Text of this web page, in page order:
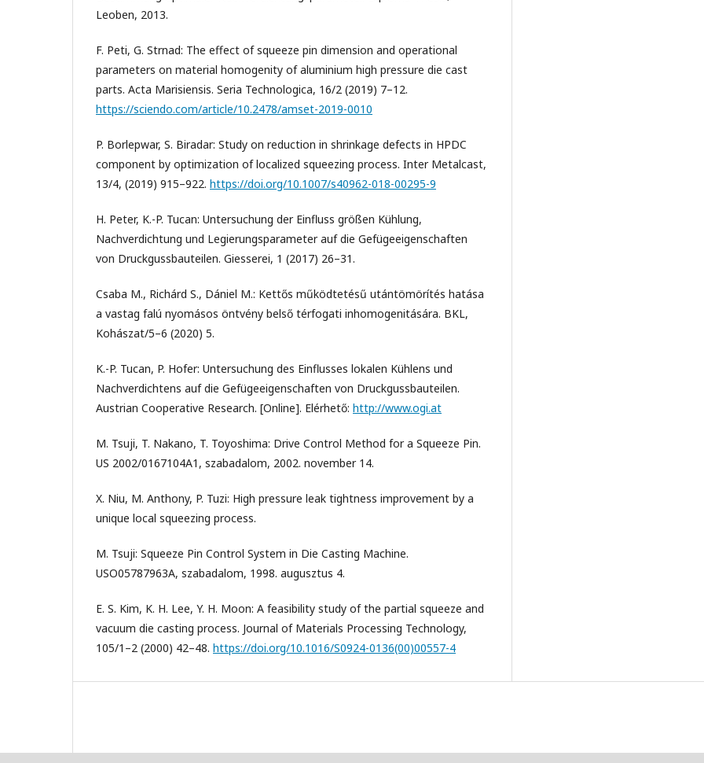
Leoben, 2013.
F. Peti, G. Strnad: The effect of squeeze pin dimension and operational
parameters on material homogenity of aluminium high pressure die cast
parts. Acta Marisiensis. Seria Technologica, 16/2 (2019) 7–12.
https://sciendo.com/article/10.2478/amset-2019-0010
P. Borlepwar, S. Biradar: Study on reduction in shrinkage defects in HPDC
component by optimization of localized squeezing process. Inter Metalcast,
13/4, (2019) 915–922. https://doi.org/10.1007/s40962-018-00295-9
H. Peter, K.-P. Tucan: Untersuchung der Einfluss größen Kühlung,
Nachverdichtung und Legierungsparameter auf die Gefügeeigenschaften
von Druckgussbauteilen. Giesserei, 1 (2017) 26–31.
Csaba M., Richárd S., Dániel M.: Kettős működtetésű utántömörítés hatása
a vastag falú nyomásos öntvény belső térfogati inhomogenitására. BKL,
Kohászat/5–6 (2020) 5.
K.-P. Tucan, P. Hofer: Untersuchung des Einflusses lokalen Kühlens und
Nachverdichtens auf die Gefügeeigenschaften von Druckgussbauteilen.
Austrian Cooperative Research. [Online]. Elérhető: http://www.ogi.at
M. Tsuji, T. Nakano, T. Toyoshima: Drive Control Method for a Squeeze Pin.
US 2002/0167104A1, szabadalom, 2002. november 14.
X. Niu, M. Anthony, P. Tuzi: High pressure leak tightness improvement by a
unique local squeezing process.
M. Tsuji: Squeeze Pin Control System in Die Casting Machine.
USO05787963A, szabadalom, 1998. augusztus 4.
E. S. Kim, K. H. Lee, Y. H. Moon: A feasibility study of the partial squeeze and
vacuum die casting process. Journal of Materials Processing Technology,
105/1–2 (2000) 42–48. https://doi.org/10.1016/S0924-0136(00)00557-4